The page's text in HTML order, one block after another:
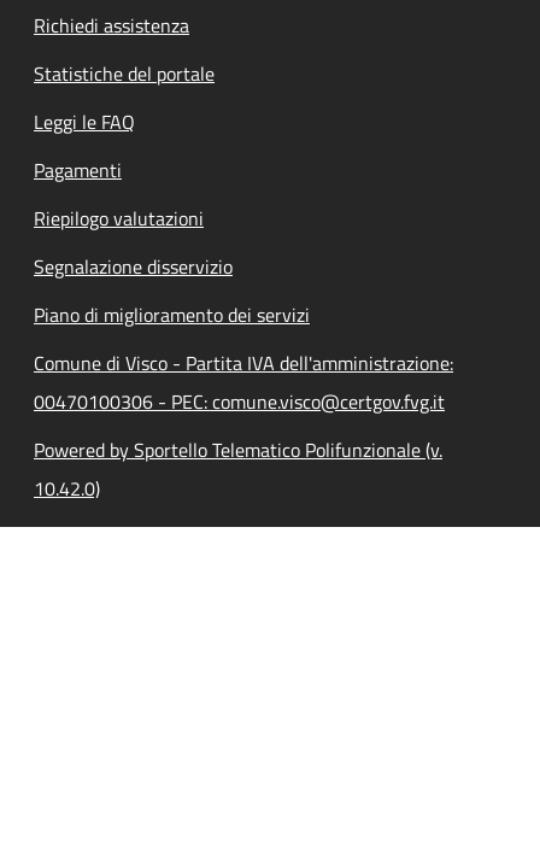
Richiedi assistenza
Statistiche del portale
Leggi le FAQ
Pagamenti
Riepilogo valutazioni
Segnalazione disservizio
Piano di miglioramento dei servizi
Comune di Visco - Partita IVA dell'amministrazione:
00470100306 - PEC: comune.visco@certgov.fvg.it
Powered by Sportello Telematico Polifunzionale (v.
10.42.0)